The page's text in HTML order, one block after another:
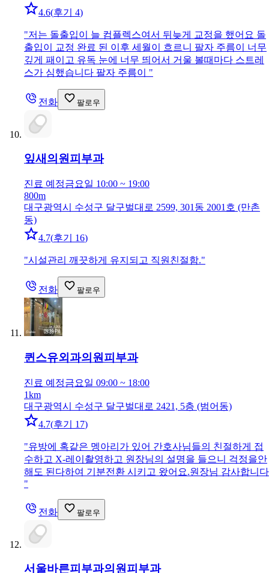
4.6(후기 4)
"저는 돌출입이 늘 컴플렉스여서 뒤늦게 교정을 했어요 돌
출입이 교정 완료 된 이후 세월이 흐르니 팔자 주름이 너무
깊게 패이고 유독 눈에 너무 띄어서 거울 볼때마다 스트레
스가 심했습니다 팔자 주름이 "
전화 팔로우
잎새의원피부과
진료 예정금요일 10:00 ~ 19:00
800m
대구광역시 수성구 달구벌대로 2599, 301동 2001호 (만촌
동)
4.7(후기 16)
"시설관리 깨끗하게 유지되고 직원친절함."
전화 팔로우
퀸스유외과의원 피부과
진료 예정금요일 09:00 ~ 18:00
1km
대구광역시 수성구 달구벌대로 2421, 5층 (범어동)
4.7(후기 17)
"유방에 혹같은 멩아리가 있어 간호사님들의 친절하게 접
수하고 X-레이촬영하고 원장님의 설명을 들으니 걱정을안
해도 된다하여 기분전환 시키고 왔어요.원장님 감사합니다
"
전화 팔로우
서울바른피부과의원피부과